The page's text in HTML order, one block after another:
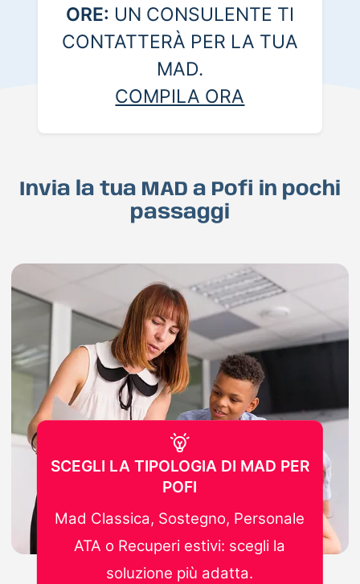
ORE: UN CONSULENTE TI
CONTATTERÀ PER LA TUA
MAD.
COMPILA ORA
Invia la tua MAD a Pofi in pochi
passaggi
SCEGLI LA TIPOLOGIA DI MAD PER
POFI
Mad Classica, Sostegno, Personale
ATA o Recuperi estivi: scegli la
soluzione più adatta.